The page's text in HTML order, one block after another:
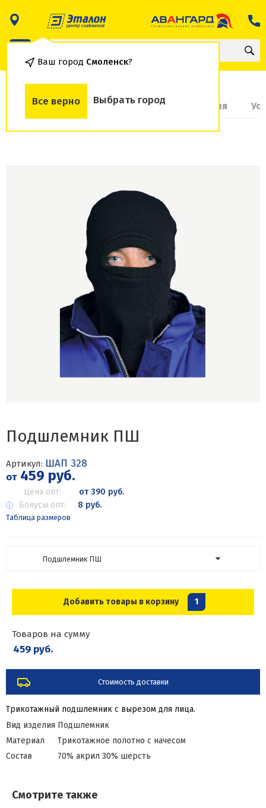
Ваш город Смоленск?
Все верно Выбрать город
О товаре Доставка и оплата Гарантия
Подшлемник ПШ
Артикул: ШАП 328
от459 руб.
Цена опт:
от 390 руб.
Бонусы опт:
8 руб.
Таблица размеров
Подшлемник ПШ
Добавить товары в корзину 1
Товаров на сумму
459 руб.
Стоимость доставки
Трикотажный подшлемник с вырезом для лица.
Вид изделия Подшлемник
Материал
Трикотажное полотно с начесом
Состав
70% акрил 30% шерсть
Смотрите также